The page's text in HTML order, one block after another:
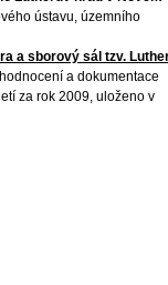
ústavu, územního
a sborový sál tzv.
a dokumentace
za rok 2009, uloženo v